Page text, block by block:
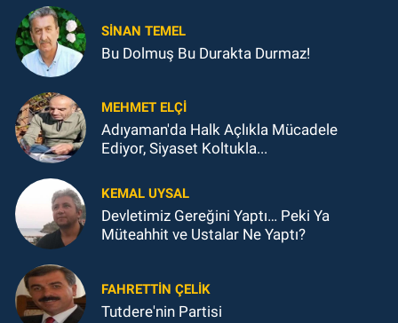
SINAN TEMEL
Bu Dolmuş Bu Durakta Durmaz!
MEHMET ELÇI
Adıyaman'da Halk Açlıkla Mücadele
Ediyor, Siyaset Koltukla...
KEMAL UYSAL
Devletimiz Gereğini Yaptı… Peki Ya
Müteahhit ve Ustalar Ne Yaptı?
FAHRETTIN ÇELİK
Tutdere'nin Partisi